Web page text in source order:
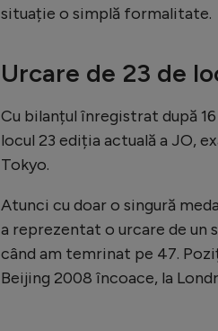
situație o simplă formalitate.
Urcare de 23 de
Cu bilanțul înregistrat după
locul 23 ediția actuală a JO,
Tokyo.
Atunci cu doar o singură
a reprezentat o urcare de un
când am temrinat pe 47.
Beijing 2008 încoace, la